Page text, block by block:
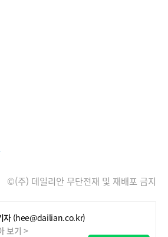
©(주) 데일리안 무단전재 및 재배포 금지
자 (hee@dailian.co.kr)
보기 >